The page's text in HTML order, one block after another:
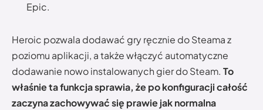
Epic.
Heroic pozwala dodawać gry ręcznie do Steama z
poziomu aplikacji, a także włączyć automatyczne
dodawanie nowo instalowanych gier do Steam. To
właśnie ta funkcja sprawia, że po konfiguracji całość
zaczyna zachowywać się prawie jak normalna